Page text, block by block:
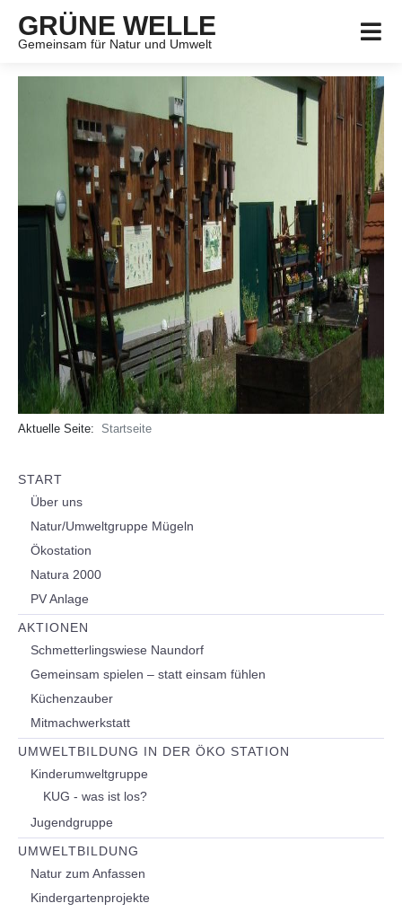
GRÜNE WELLE
Gemeinsam für Natur und Umwelt
Aktuelle Seite: Startseite
START
Über uns
Natur/Umweltgruppe Mügeln
Ökostation
Natura 2000
PV Anlage
AKTIONEN
Schmetterlingswiese Naundorf
Gemeinsam spielen – statt einsam fühlen
Küchenzauber
Mitmachwerkstatt
UMWELTBILDUNG IN DER ÖKO STATION
Kinderumweltgruppe
KUG - was ist los?
Jugendgruppe
UMWELTBILDUNG
Natur zum Anfassen
Kindergartenprojekte